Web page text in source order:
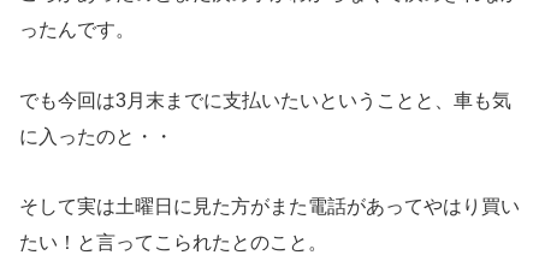
ったんです。
でも今回は3月末までに支払いたいということと、車も気
に入ったのと・・
そして実は土曜日に見た方がまた電話があってやはり買い
たい！と言ってこられたとのこと。